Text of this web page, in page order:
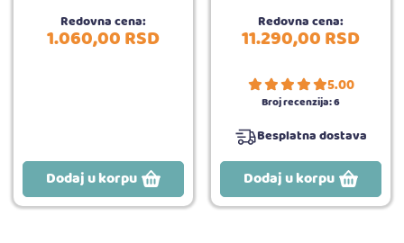
Redovna cena:
1.060,00RSD
Dodaj u korpu
Redovna cena:
11.290,00RSD
5.00
Broj recenzija:6
Besplatna dostava
Dodaj u korpu